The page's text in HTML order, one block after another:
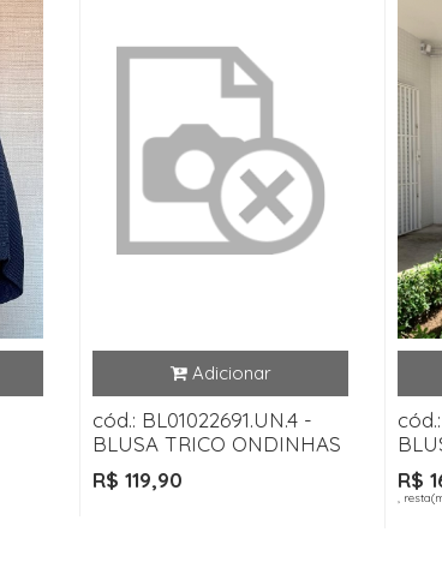
cód.: BL01022691.UN.4 -
BLUSA TRICO ONDINHAS
R$ 119,90
R$
,